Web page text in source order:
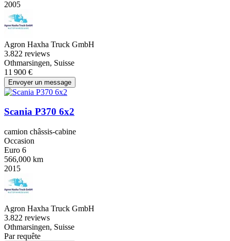
2005
Agron Haxha Truck GmbH
3.822 reviews
Othmarsingen, Suisse
11 900 €
Envoyer un message
Scania P370 6x2
camion châssis-cabine
Occasion
Euro 6
566,000 km
2015
Agron Haxha Truck GmbH
3.822 reviews
Othmarsingen, Suisse
Par requête